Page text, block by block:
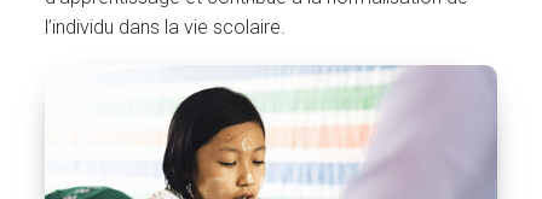
l’individu dans la vie scolaire.